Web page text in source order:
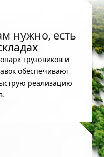
нужно, есть
грузовиков и
обеспечивают
реализацию